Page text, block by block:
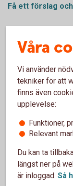
Få ett förslag
Via telefon
Vi hjälper dig
Ring 0456-42400.
Skaffa
Våra
Vi använder
tekniker för att
finns även
upplevelse:
Funktioner,
Relevant
Du kan ta
längst ner på
är inloggad. Så